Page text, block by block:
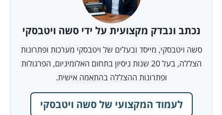
נכתב ונבדק מקצועית על ידי סשה ויטבסקי
סשה ויטבסקי, מייסד ובעלים של ויטבסקי מערכות ופתרונות
הצללה, בעל 20 שנות ניסיון בתחום האלומיניום, הפרגולות
ופתרונות ההצללה בהתאמה אישית.
לעמוד המקצועי של סשה ויטבסקי